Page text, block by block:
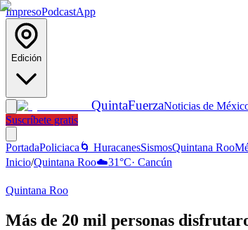
ImpresoPodcastApp
Edición
QuintaFuerzaNoticias de
Suscríbete gratis
PortadaPoliciaca 🌀 HuracanesSismosQuintana Roo
Inicio/Quintana Roo☁️31°C· Cancún
Quintana Roo
Más de 20 mil personas